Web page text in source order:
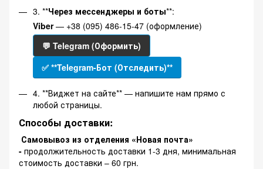
3. **Через мессенджеры и боты**:
Viber— +38 (095) 486-15-47 (оформление)
💬 Telegram (Оформить)
✅ **Telegram-Бот (Отследить)**
4. **Виджет на сайте** — напишите нам прямо с
любой страницы.
Способы доставки:
Самовывоз из отделения «Новая почта»
- продолжительность доставки 1-3 дня, минимальная
стоимость доставки – 60 грн.